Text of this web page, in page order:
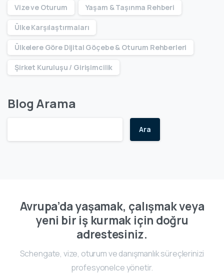
Vize ve Oturum Yaşam & Taşınma Rehberi
Ülke Karşılaştırmaları
Ülkelere Göre Dijital Göçebe & Oturum Rehberleri
Şirket Kuruluşu / Girişimcilik
Blog Arama
Ara
Avrupa’da yaşamak, çalışmak veya
yeni bir iş kurmak için doğru
adrestesiniz.
Schengate, vize, oturum ve danışmanlık süreçlerinizi
profesyonelce yönetir.